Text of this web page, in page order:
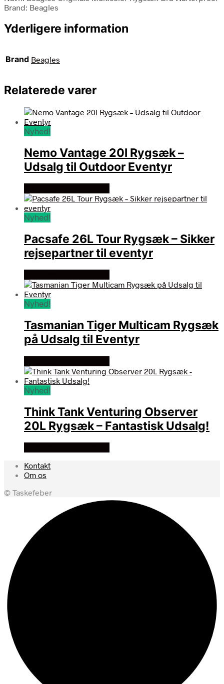
Brand: Beagles
Yderligere information
Brand Beagles
Relaterede varer
Nyhed!
Nemo Vantage 20l Rygsæk –
Udsalg til Outdoor Eventyr
Nyhed!
Pacsafe 26L Tour Rygsæk – Sikker
rejsepartner til eventyr
Nyhed!
Tasmanian Tiger Multicam Rygsæk
på Udsalg til Eventyr
Nyhed!
Think Tank Venturing Observer
20L Rygsæk – Fantastisk Udsalg!
Kontakt
Om os
© Taskefeber